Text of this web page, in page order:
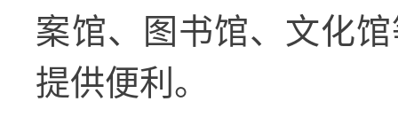
案馆、图书馆、文化
提供便利。